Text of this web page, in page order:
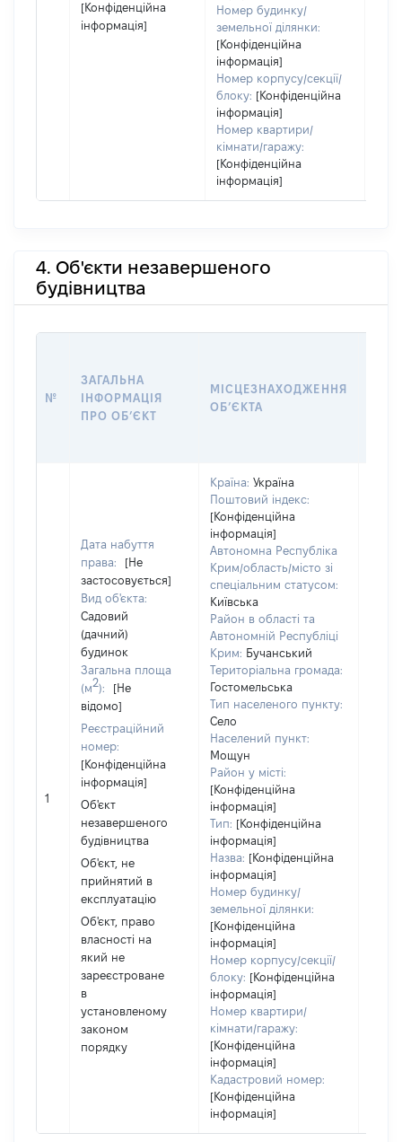
[Конфіденційна
інформація]
Номер будинку/
земельної ділянки:
[Конфіденційна
інформація]
Номер корпусу/секції/
блоку: [Конфіденційна
інформація]
Номер квартири/
кімнати/гаражу:
[Конфіденційна
інформація]
4. Об'єкти незавершеного
будівництва
№
ЗАГАЛЬНА
ІНФОРМАЦІЯ
ПРО ОБʼЄКТ
МІСЦЕЗНАХОДЖЕННЯ
ОБʼЄКТА
1
Дата набуття
права:
[Не
застосовується]
Вид об'єкта:
Садовий
(дачний)
будинок
Загальна площа
(м2):
[Не
відомо]
Реєстраційний
номер:
[Конфіденційна
інформація]
Об'єкт
незавершеного
будівництва
Об'єкт, не
прийнятий в
експлуатацію
Об'єкт, право
власності на
який не
зареєстроване
в
установленому
законом
порядку
Країна: Україна
Поштовий індекс:
[Конфіденційна
інформація]
Автономна Республіка
Крим/область/місто зі
спеціальним статусом:
Київська
Район в області та
Автономній Республіці
Крим: Бучанський
Територіальна громада:
Гостомельська
Тип населеного пункту:
Село
Населений пункт:
Мощун
Район у місті:
[Конфіденційна
інформація]
Тип: [Конфіденційна
інформація]
Назва: [Конфіденційна
інформація]
Номер будинку/
земельної ділянки:
[Конфіденційна
інформація]
Номер корпусу/секції/
блоку: [Конфіденційна
інформація]
Номер квартири/
кімнати/гаражу:
[Конфіденційна
інформація]
Кадастровий номер:
[Конфіденційна
інформація]